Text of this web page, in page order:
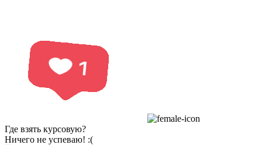
Где взять курсовую?
Ничего не успеваю! :(